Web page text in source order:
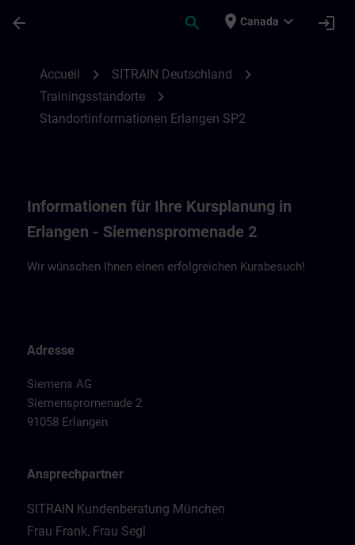
arrow_back search place Canada expand_more login
Accueil chevron_right SITRAIN Deutschland chevron_right
Trainingsstandorte chevron_right
Standortinformationen Erlangen SP2
Informationen für Ihre Kursplanung in
Erlangen - Siemenspromenade 2
Wir wünschen Ihnen einen erfolgreichen Kursbesuch!
Adresse
Siemens AG
Siemenspromenade 2
91058 Erlangen
Ansprechpartner
SITRAIN Kundenberatung München
Frau Frank, Frau Segl